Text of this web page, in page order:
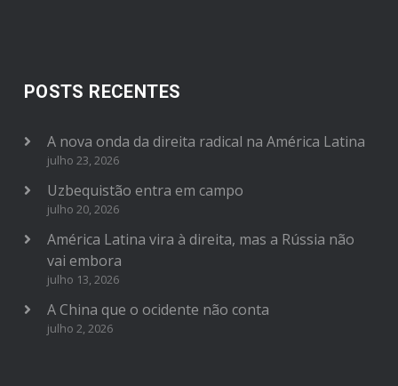
POSTS RECENTES
A nova onda da direita radical na América Latina
julho 23, 2026
Uzbequistão entra em campo
julho 20, 2026
América Latina vira à direita, mas a Rússia não
vai embora
julho 13, 2026
A China que o ocidente não conta
julho 2, 2026